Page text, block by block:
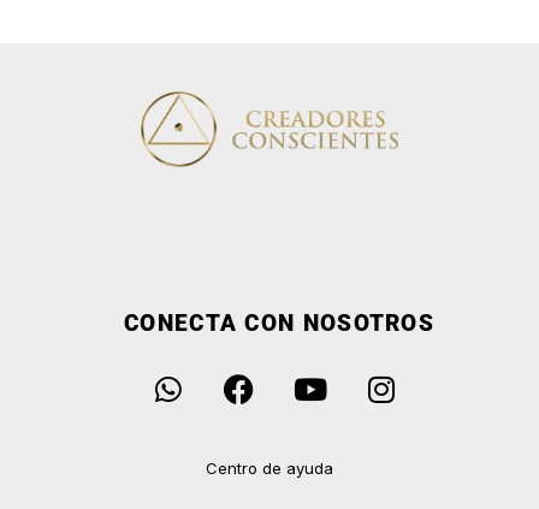
CONECTA CON NOSOTROS
Centro de ayuda